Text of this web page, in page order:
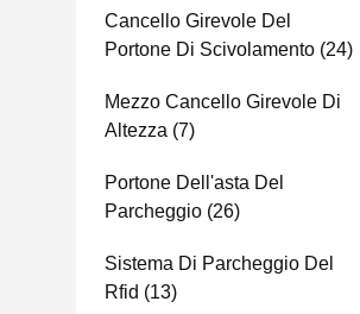
Cancello Girevole Del
Portone Di Scivolamento (24)
Mezzo Cancello Girevole Di
Altezza (7)
Portone Dell'asta Del
Parcheggio (26)
Sistema Di Parcheggio Del
Rfid (13)